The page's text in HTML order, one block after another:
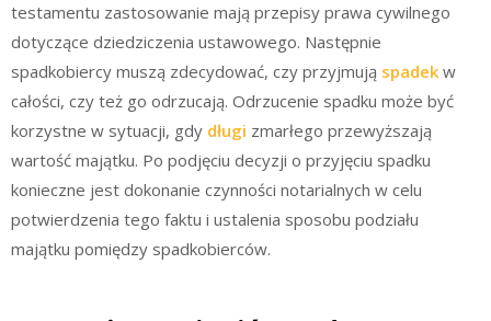
testamentu zastosowanie mają przepisy prawa cywilnego
dotyczące dziedziczenia ustawowego. Następnie
spadkobiercy muszą zdecydować, czy przyjmują spadek w
całości, czy też go odrzucają. Odrzucenie spadku może być
korzystne w sytuacji, gdy długi zmarłego przewyższają
wartość majątku. Po podjęciu decyzji o przyjęciu spadku
konieczne jest dokonanie czynności notarialnych w celu
potwierdzenia tego faktu i ustalenia sposobu podziału
majątku pomiędzy spadkobierców.